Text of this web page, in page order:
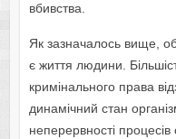
вбивства.
Як зазначалось вище,
є життя людини.
кримінального права
динамічний стан
неперервності